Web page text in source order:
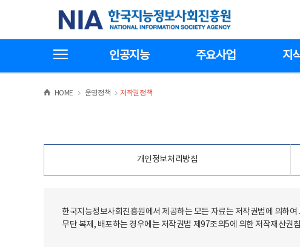
기
한국지능정보사회진흥원
인공지능 주요사업 지
HOME >운영정책 >
저작권정책
개인정보처리방침
한국지능정보사회진흥원에서 제공하는 모든 자료는 저작권법에 의하
무단 복제, 배포하는 경우에는 저작권법 제97조의5에 의한 저작재산권